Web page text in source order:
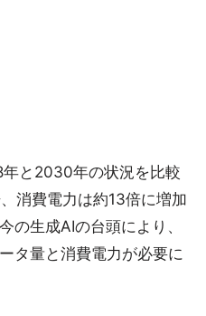
と2030年の状況を比較
消費電力は約13倍に増加
の生成AIの台頭により、
タ量と消費電力が必要に